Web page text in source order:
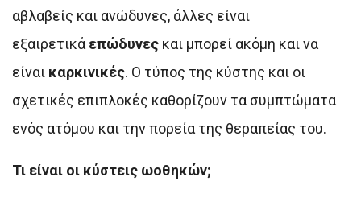
αβλαβείς και ανώδυνες, άλλες είναι
εξαιρετικά επώδυνες και μπορεί ακόμη και να
είναι καρκινικές. Ο τύπος της κύστης και οι
σχετικές επιπλοκές καθορίζουν τα συμπτώματα
ενός ατόμου και την πορεία της θεραπείας του.
Τι είναι οι κύστεις ωοθηκών;